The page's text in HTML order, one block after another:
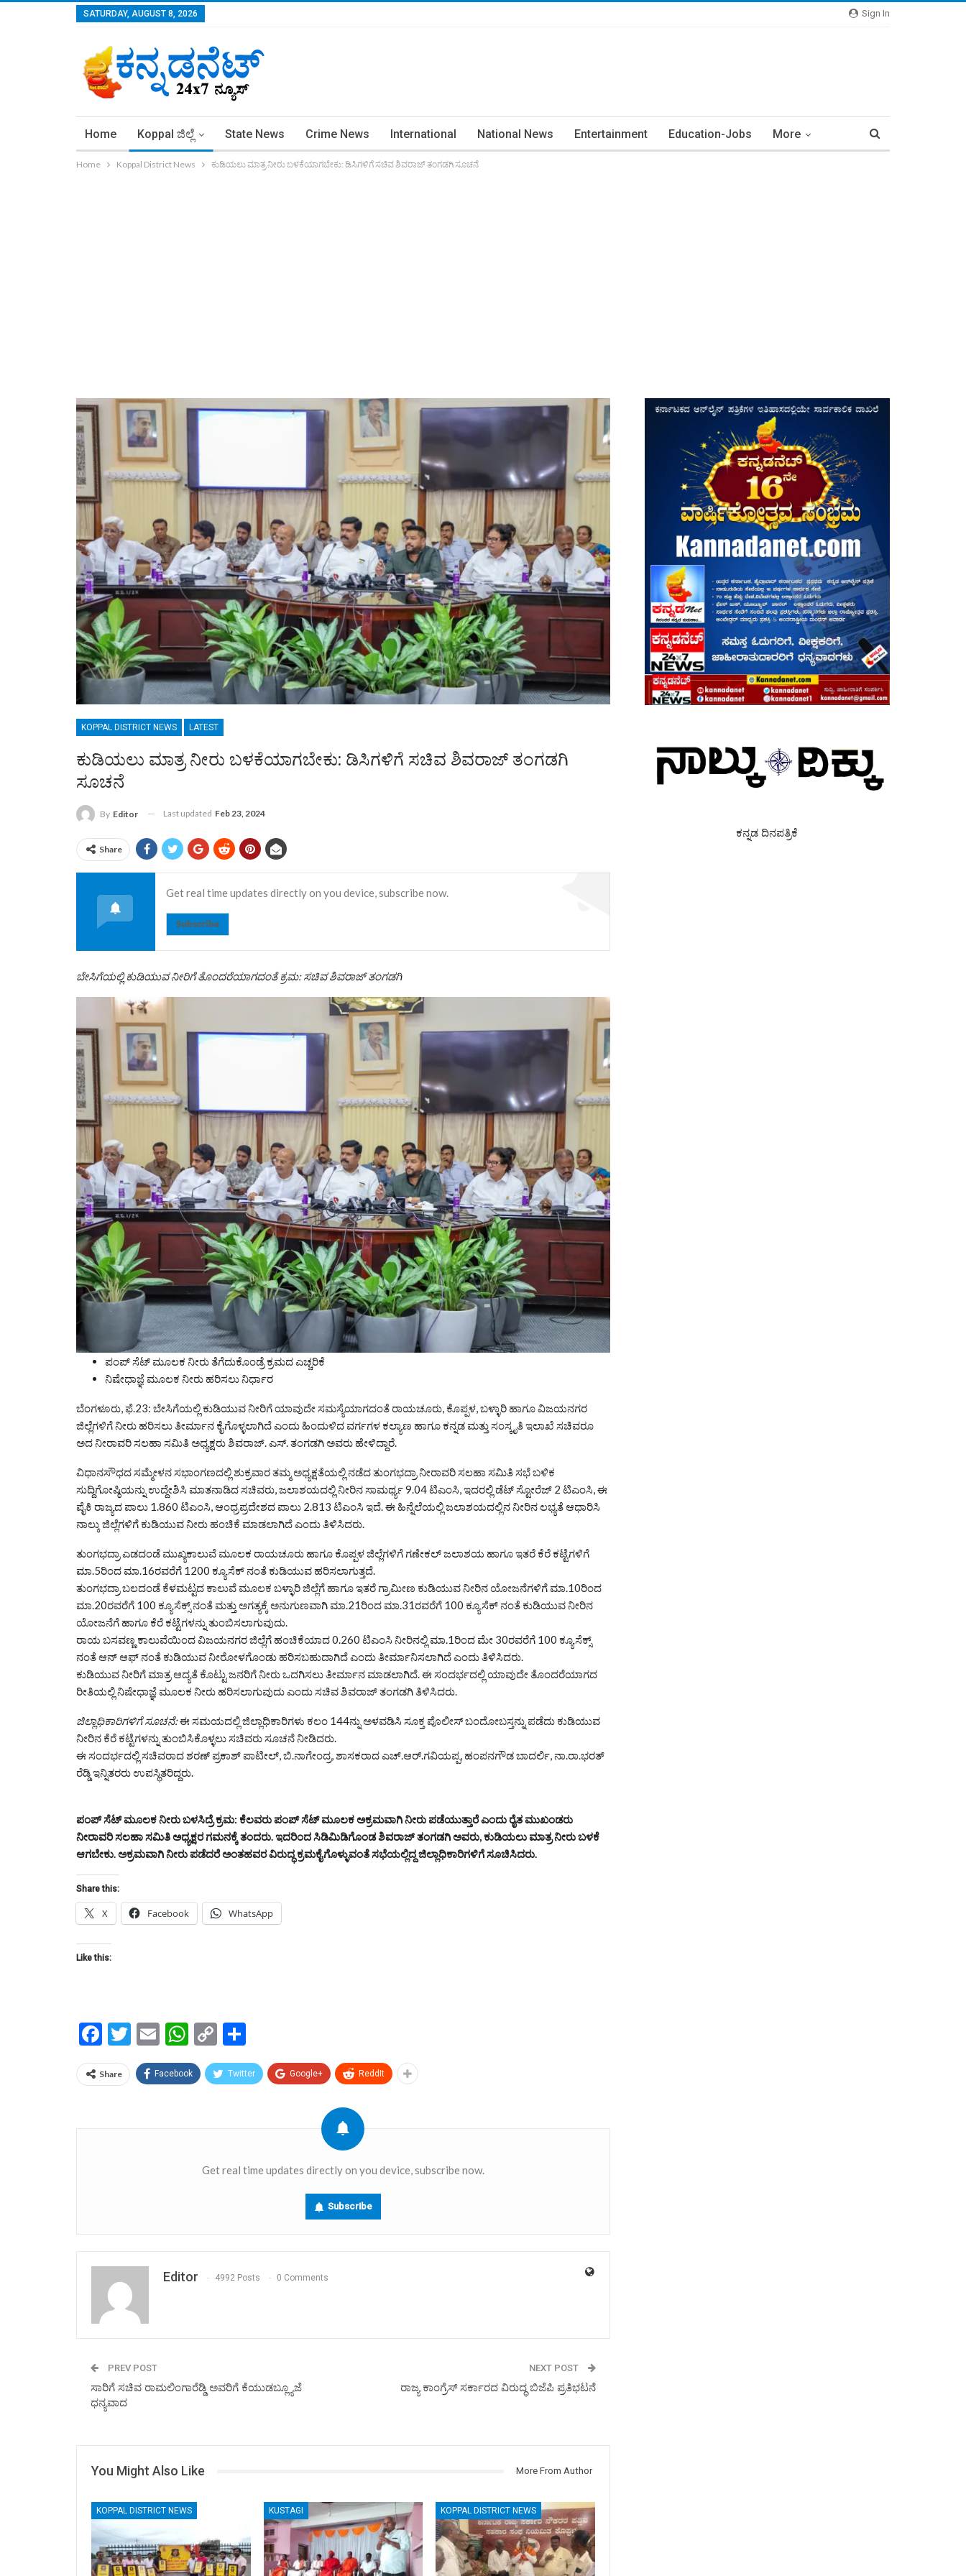
Sign In
SATURDAY, AUGUST 8, 2026
Home Koppal ಜಿಲ್ಲೆ State News Crime News International National News Entertainment Education-Jobs More
Home Koppal District News ಕುಡಿಯಲು ಮಾತ್ರ ನೀರು ಬಳಕೆಯಾಗಬೇಕು: ಡಿಸಿಗಳಿಗೆ ಸಚಿವ ಶಿವರಾಜ್ ತಂಗಡಗಿ ಸೂಚನೆ
KOPPAL DISTRICT NEWS LATEST
ಕುಡಿಯಲು ಮಾತ್ರ ನೀರು ಬಳಕೆಯಾಗಬೇಕು: ಡಿಸಿಗಳಿಗೆ ಸಚಿವ ಶಿವರಾಜ್ ತಂಗಡಗಿ
ಸೂಚನೆ
By Editor Last updated Feb 23, 2024
Share
Get real time updates directly on you device, subscribe now.
Subscribe
ಬೇಸಿಗೆಯಲ್ಲಿ ಕುಡಿಯುವ ನೀರಿಗೆ ತೊಂದರೆಯಾಗದಂತೆ ಕ್ರಮ: ಸಚಿವ ಶಿವರಾಜ್ ತಂಗಡಗಿ
ಪಂಪ್ ಸೆಟ್ ಮೂಲಕ ನೀರು ತೆಗೆದುಕೊಂಡ್ರೆ ಕ್ರಮದ ಎಚ್ಚರಿಕೆ
ನಿಷೇಧಾಜ್ಞೆ ಮೂಲಕ ನೀರು ಹರಿಸಲು ನಿರ್ಧಾರ
ಬೆಂಗಳೂರು, ಫೆ.23: ಬೇಸಿಗೆಯಲ್ಲಿ ಕುಡಿಯುವ ನೀರಿಗೆ ಯಾವುದೇ ಸಮಸ್ಯೆಯಾಗದಂತೆ ರಾಯಚೂರು, ಕೊಪ್ಪಳ, ಬಳ್ಳಾರಿ ಹಾಗೂ ವಿಜಯನಗರ
ಜಿಲ್ಲೆಗಳಿಗೆ ನೀರು ಹರಿಸಲು ತೀರ್ಮಾನ ಕೈಗೊಳ್ಳಲಾಗಿದೆ ಎಂದು ಹಿಂದುಳಿದ ವರ್ಗಗಳ ಕಲ್ಯಾಣ ಹಾಗೂ ಕನ್ನಡ ಮತ್ತು ಸಂಸ್ಕೃತಿ ಇಲಾಖೆ ಸಚಿವರೂ
ಅದ ನೀರಾವರಿ ಸಲಹಾ ಸಮಿತಿ ಅಧ್ಯಕ್ಷರು ಶಿವರಾಜ್. ಎಸ್. ತಂಗಡಗಿ ಅವರು ಹೇಳಿದ್ದಾರೆ.
ವಿಧಾನಸೌಧದ ಸಮ್ಮೇಳನ ಸಭಾಂಗಣದಲ್ಲಿ ಶುಕ್ರವಾರ ತಮ್ಮ ಅಧ್ಯಕ್ಷತೆಯಲ್ಲಿ ನಡೆದ ತುಂಗಭದ್ರಾ ನೀರಾವರಿ ಸಲಹಾ ಸಮಿತಿ ಸಭೆ ಬಳಿಕ
ಸುದ್ದಿಗೋಷ್ಠಿಯನ್ನು ಉದ್ದೇಶಿಸಿ ಮಾತನಾಡಿದ ಸಚಿವರು, ಜಲಾಶಯದಲ್ಲಿ ನೀರಿನ ಸಾಮರ್ಥ್ಯ 9.04 ಟಿಎಂಸಿ, ಇದರಲ್ಲಿ ಡೆಟ್ ಸ್ಟೋರೆಜ್ 2 ಟಿಎಂಸಿ, ಈ
ಪೈಕಿ ರಾಜ್ಯದ ಪಾಲು 1.860 ಟಿಎಂಸಿ, ಆಂಧ್ರಪ್ರದೇಶದ ಪಾಲು 2.813 ಟಿಎಂಸಿ ಇದೆ. ಈ ಹಿನ್ನೆಲೆಯಲ್ಲಿ ಜಲಾಶಯದಲ್ಲಿನ ನೀರಿನ ಲಭ್ಯತೆ ಆಧಾರಿಸಿ
ನಾಲ್ಕು ಜಿಲ್ಲೆಗಳಿಗೆ ಕುಡಿಯುವ ನೀರು ಹಂಚಿಕೆ ಮಾಡಲಾಗಿದೆ ಎಂದು ತಿಳಿಸಿದರು.
ತುಂಗಭದ್ರಾ ಎಡದಂಡೆ ಮುಖ್ಯಕಾಲುವೆ ಮೂಲಕ ರಾಯಚೂರು ಹಾಗೂ ಕೊಪ್ಪಳ ಜಿಲ್ಲೆಗಳಿಗೆ ಗಣೇಕಲ್ ಜಲಾಶಯ ಹಾಗೂ ಇತರೆ ಕೆರೆ ಕಟ್ಟೆಗಳಿಗೆ
ಮಾ.5ರಿಂದ ಮಾ.16ರವರೆಗೆ 1200 ಕ್ಯೂಸೆಕ್ ನಂತೆ ಕುಡಿಯುವ ಹರಿಸಲಾಗುತ್ತದೆ.
ತುಂಗಭದ್ರಾ ಬಲದಂಡೆ ಕೆಳಮಟ್ಟದ ಕಾಲುವೆ ಮೂಲಕ ಬಳ್ಳಾರಿ ಜಿಲ್ಲೆಗೆ ಹಾಗೂ ಇತರೆ ಗ್ರಾಮೀಣ ಕುಡಿಯುವ ನೀರಿನ ಯೋಜನೆಗಳಿಗೆ ಮಾ.10ರಿಂದ
ಮಾ.20ರವರೆಗೆ 100 ಕ್ಯೂಸೆಕ್ಸ್ ನಂತೆ ಮತ್ತು ಅಗತ್ಯಕ್ಕೆ ಅನುಗುಣವಾಗಿ ಮಾ.21ರಿಂದ ಮಾ.31ರವರೆಗೆ 100 ಕ್ಯೂಸೆಕ್ ನಂತೆ ಕುಡಿಯುವ ನೀರಿನ
ಯೋಜನೆಗೆ ಹಾಗೂ ಕೆರೆ ಕಟ್ಟೆಗಳನ್ನು ತುಂಬಿಸಲಾಗುವುದು.
ರಾಯ ಬಸವಣ್ಣ ಕಾಲುವೆಯಿಂದ ವಿಜಯನಗರ ಜಿಲ್ಲೆಗೆ ಹಂಚಿಕೆಯಾದ 0.260 ಟಿಎಂಸಿ ನೀರಿನಲ್ಲಿ ಮಾ.1ರಿಂದ ಮೇ 30ರವರೆಗೆ 100 ಕ್ಯೂಸೆಕ್ಸ್
ನಂತೆ ಆನ್ ಆಫ್ ನಂತೆ ಕುಡಿಯುವ ನೀರೋಳಗೊಂಡು ಹರಿಸಬಹುದಾಗಿದೆ ಎಂದು ತೀರ್ಮಾನಿಸಲಾಗಿದೆ ಎಂದು ತಿಳಿಸಿದರು.
ಕುಡಿಯುವ ನೀರಿಗೆ ಮಾತ್ರ ಆದ್ಯತೆ ಕೊಟ್ಟು ಜನರಿಗೆ ನೀರು ಒದಗಿಸಲು ತೀರ್ಮಾನ ಮಾಡಲಾಗಿದೆ. ಈ ಸಂದರ್ಭದಲ್ಲಿ ಯಾವುದೇ ತೊಂದರೆಯಾಗದ
ರೀತಿಯಲ್ಲಿ ನಿಷೇಧಾಜ್ಞೆ ಮೂಲಕ ನೀರು ಹರಿಸಲಾಗುವುದು ಎಂದು ಸಚಿವ ಶಿವರಾಜ್ ತಂಗಡಗಿ ತಿಳಿಸಿದರು.
ಜಿಲ್ಲಾಧಿಕಾರಿಗಳಿಗೆ ಸೂಚನೆ:ಈ ಸಮಯದಲ್ಲಿ ಜಿಲ್ಲಾಧಿಕಾರಿಗಳು ಕಲಂ 144ನ್ನು ಅಳವಡಿಸಿ ಸೂಕ್ತ ಪೊಲೀಸ್ ಬಂದೋಬಸ್ತನ್ನು ಪಡೆದು ಕುಡಿಯುವ
ನೀರಿನ ಕೆರೆ ಕಟ್ಟೆಗಳನ್ನು ತುಂಬಿಸಿಕೊಳ್ಳಲು ಸಚಿವರು ಸೂಚನೆ ನೀಡಿದರು.
ಈ ಸಂದರ್ಭದಲ್ಲಿ ಸಚಿವರಾದ ಶರಣ್ ಪ್ರಕಾಶ್ ಪಾಟೀಲ್, ಬಿ.ನಾಗೇಂದ್ರ, ಶಾಸಕರಾದ ಎಚ್.ಆರ್.ಗವಿಯಪ್ಪ, ಹಂಪನಗೌಡ ಬಾದರ್ಲಿ, ನಾ.ರಾ.ಭರತ್
ರೆಡ್ಡಿ ಇನ್ನಿತರರು ಉಪಸ್ಥಿತರಿದ್ದರು.
ಪಂಪ್ ಸೆಟ್ ಮೂಲಕ ನೀರು ಬಳಸಿದ್ರೆ ಕ್ರಮ: ಕೆಲವರು ಪಂಪ್ ಸೆಟ್ ಮೂಲಕ ಅಕ್ರಮವಾಗಿ ನೀರು ಪಡೆಯುತ್ತಾರೆ ಎಂದು ರೈತ ಮುಖಂಡರು
ನೀರಾವರಿ ಸಲಹಾ ಸಮಿತಿ ಅಧ್ಯಕ್ಷರ ಗಮನಕ್ಕೆ ತಂದರು. ಇದರಿಂದ ಸಿಡಿಮಿಡಿಗೊಂಡ ಶಿವರಾಜ್ ತಂಗಡಗಿ ಅವರು, ಕುಡಿಯಲು ಮಾತ್ರ ನೀರು ಬಳಕೆ
ಆಗಬೇಕು. ಅಕ್ರಮವಾಗಿ ನೀರು ಪಡೆದರೆ ಅಂತಹವರ ವಿರುದ್ಧ ಕ್ರಮಕೈಗೊಳ್ಳುವಂತೆ ಸಭೆಯಲ್ಲಿದ್ದ ಜಿಲ್ಲಾಧಿಕಾರಿಗಳಿಗೆ ಸೂಚಿಸಿದರು.
Share this:
X Facebook WhatsApp
Like this:
Facebook
Twitter
EmailWhatsApp
Copy
Link
Share Facebook Twitter Google+ ReddIt
Get real time updates directly on you device, subscribe now.
Subscribe
Editor 4992 Posts 0 Comments
PREV POST
ಸಾರಿಗೆ ಸಚಿವ ರಾಮಲಿಂಗಾರೆಡ್ಡಿ ಅವರಿಗೆ ಕೆಯುಡಬ್ಲ್ಯೂಜೆ
ಧನ್ಯವಾದ
NEXT POST
ರಾಜ್ಯ ಕಾಂಗ್ರೆಸ್ ಸರ್ಕಾರದ ವಿರುದ್ಧ ಬಿಜೆಪಿ ಪ್ರತಿಭಟನೆ
You Might Also Like More From Author
KOPPAL DISTRICT NEWS KUSTAGI KOPPAL DISTRICT NEWS
ಕನ್ನಡ ದಿನಪತ್ರಿಕೆ